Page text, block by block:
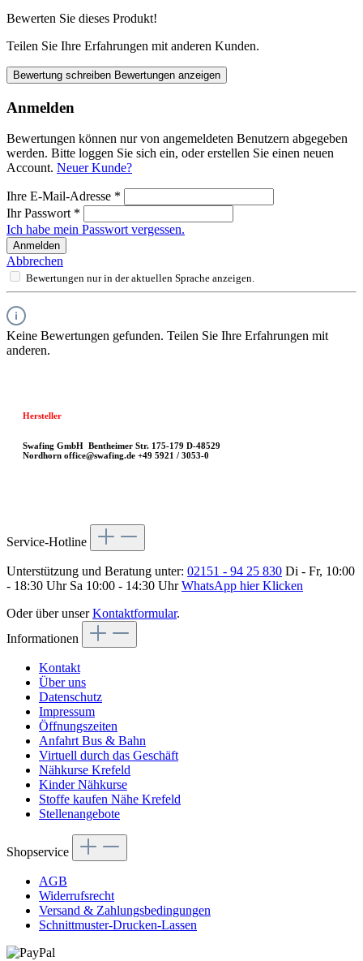
Bewerten Sie dieses Produkt!
Teilen Sie Ihre Erfahrungen mit anderen Kunden.
Bewertung schreiben Bewertungen anzeigen
Anmelden
Bewertungen können nur von angemeldeten Benutzern abgegeben
werden. Bitte loggen Sie sich ein, oder erstellen Sie einen neuen
Account. Neuer Kunde?
Ihre E-Mail-Adresse *
Ihr Passwort *
Ich habe mein Passwort vergessen.
Anmelden
Abbrechen
Bewertungen nur in der aktuellen Sprache anzeigen.
Keine Bewertungen gefunden. Teilen Sie Ihre Erfahrungen mit
anderen.
Hersteller
Swafing GmbH Bentheimer Str. 175-179 D-48529
Nordhorn office@swafing.de +49 5921 / 3053-0
Service-Hotline
Unterstützung und Beratung unter: 02151 - 94 25 830 Di - Fr, 10:00
- 18:30 Uhr Sa 10:00 - 14:30 UhrWhatsApp hier Klicken
Oder über unserKontaktformular.
Informationen
Kontakt
Über uns
Datenschutz
Impressum
Öffnungszeiten
Anfahrt Bus & Bahn
Virtuell durch das Geschäft
Nähkurse Krefeld
Kinder Nähkurse
Stoffe kaufen Nähe Krefeld
Stellenangebote
Shopservice
AGB
Widerrufsrecht
Versand & Zahlungsbedingungen
Schnittmuster-Drucken-Lassen